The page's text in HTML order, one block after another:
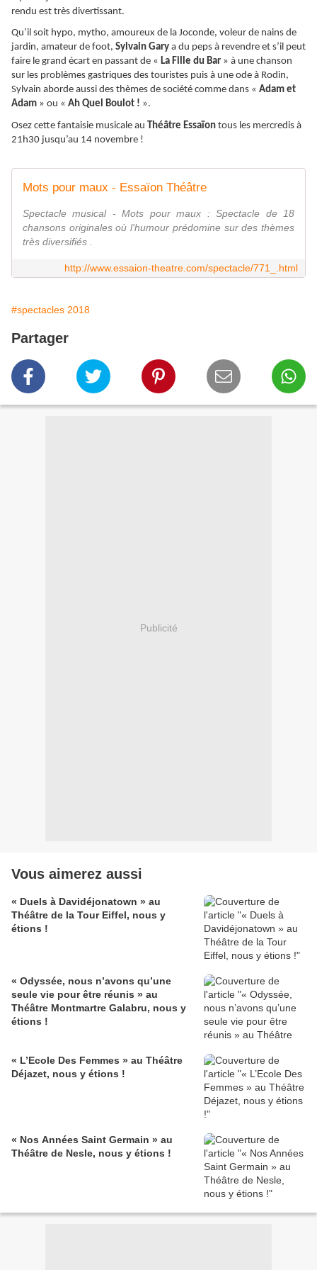
rendu est très divertissant.
Qu’il soit hypo, mytho, amoureux de la Joconde, voleur de nains de
jardin, amateur de foot, Sylvain Gary a du peps à revendre et s’il peut
faire le grand écart en passant de « La Fille du Bar » à une chanson
sur les problèmes gastriques des touristes puis à une ode à Rodin,
Sylvain aborde aussi des thèmes de société comme dans « Adam et
Adam » ou « Ah Quel Boulot ! ».
Osez cette fantaisie musicale au Théâtre Essaïon tous les mercredis à
21h30 jusqu’au 14 novembre !
Mots pour maux - Essaïon Théâtre
Spectacle musical - Mots pour maux : Spectacle de 18
chansons originales où l'humour prédomine sur des thèmes
très diversifiés .
http://www.essaion-theatre.com/spectacle/771_.html
#spectacles 2018
Partager
Publicité
Vous aimerez aussi
« Duels à Davidéjonatown » au
Théâtre de la Tour Eiffel, nous y
étions !
« Odyssée, nous n’avons qu’une
seule vie pour être réunis » au
Théâtre Montmartre Galabru, nous y
étions !
« L’Ecole Des Femmes » au Théâtre
Déjazet, nous y étions !
« Nos Années Saint Germain » au
Théâtre de Nesle, nous y étions !